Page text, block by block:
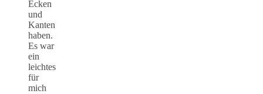
Ecken
und
Kanten
haben.
Es war
ein
leichtes
für
mich